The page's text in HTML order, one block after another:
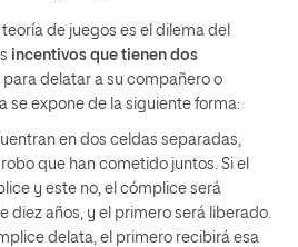
de juegos es el dilema del
incentivos que tienen dos
para delatar a su compañero o
se expone de la siguiente forma:
en dos celdas separadas,
que han cometido juntos. Si el
y este no, el cómplice será
diez años, y el primero será liberado.
delata, el primero recibirá esa